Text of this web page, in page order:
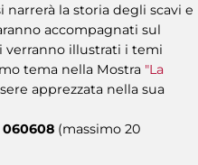
narrerà la storia degli scavi e
accompagnati sul
verranno illustrati i temi
tema nella Mostra "La
apprezzata nella sua
(massimo 20